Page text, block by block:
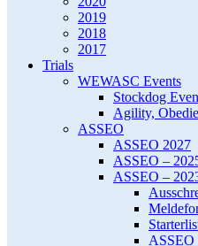
2019
2018
2017
Trials
WEWASC Events
Stockdog
Agility,
ASSEO
ASSEO 2027
ASSEO –
ASSEO –
ASSEO